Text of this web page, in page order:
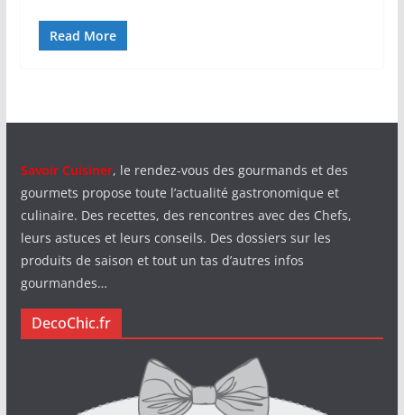
Read More
Savoir Cuisiner, le rendez-vous des gourmands et des
gourmets propose toute l’actualité gastronomique et
culinaire. Des recettes, des rencontres avec des Chefs,
leurs astuces et leurs conseils. Des dossiers sur les
produits de saison et tout un tas d’autres infos
gourmandes…
DecoChic.fr